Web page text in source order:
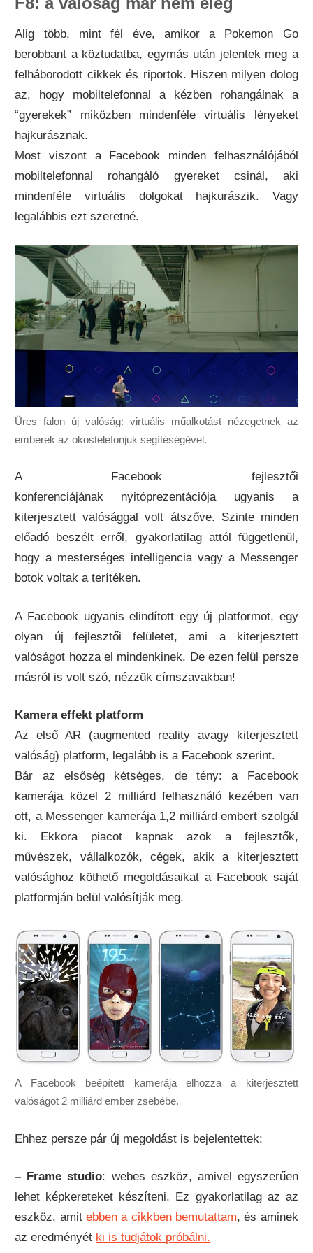
Alig több, mint fél éve, amikor a Pokemon Go
berobbant a köztudatba, egymás után jelentek meg a
felháborodott cikkek és riportok. Hiszen milyen dolog
az, hogy mobiltelefonnal a kézben rohangálnak a
“gyerekek” miközben mindenféle virtuális lényeket
hajkurásznak.
Most viszont a Facebook minden felhasználójából
mobiltelefonnal rohangáló gyereket csinál, aki
mindenféle virtuális dolgokat hajkurászik. Vagy
legalábbis ezt szeretné.
Üres falon új valóság: virtuális műalkotást nézegetnek az
emberek az okostelefonjuk segítéségével.
A Facebook fejlesztői
konferenciájának nyitóprezentációja ugyanis a
kiterjesztett valósággal volt átszőve. Szinte minden
előadó beszélt erről, gyakorlatilag attól függetlenül,
hogy a mesterséges intelligencia vagy a Messenger
botok voltak a terítéken.
A Facebook ugyanis elindított egy új platformot, egy
olyan új fejlesztői felületet, ami a kiterjesztett
valóságot hozza el mindenkinek. De ezen felül persze
másról is volt szó, nézzük címszavakban!
Kamera effekt platform
Az első AR (augmented reality avagy kiterjesztett
valóság) platform, legalább is a Facebook szerint.
Bár az elsőség kétséges, de tény: a Facebook
kamerája közel 2 milliárd felhasználó kezében van
ott, a Messenger kamerája 1,2 milliárd embert szolgál
ki. Ekkora piacot kapnak azok a fejlesztők,
művészek, vállalkozók, cégek, akik a kiterjesztett
valósághoz köthető megoldásaikat a Facebook saját
platformján belül valósítják meg.
A Facebook beépített kamerája elhozza a kiterjesztett
valóságot 2 milliárd ember zsebébe.
Ehhez persze pár új megoldást is bejelentettek:
– Frame studio: webes eszköz, amivel egyszerűen
lehet képkereteket készíteni. Ez gyakorlatilag az az
eszköz, amit ebben a cikkben bemutattam, és aminek
az eredményét ki is tudjátok próbálni.